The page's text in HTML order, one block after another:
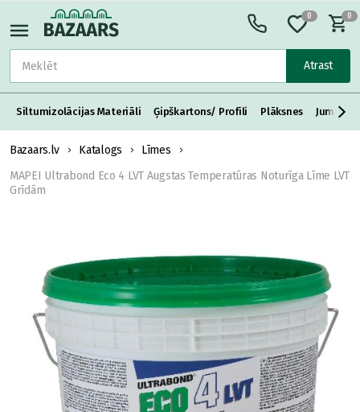
Atrast
0 0
Siltumizolācijas Materiāli Ģipškartons/ Profili Plāksnes Jumta
Bazaars.lv Katalogs
Līmes
MAPEI Ultrabond Eco 4 LVT Augstas Temperatūras Noturīga Līme LVT
Grīdām